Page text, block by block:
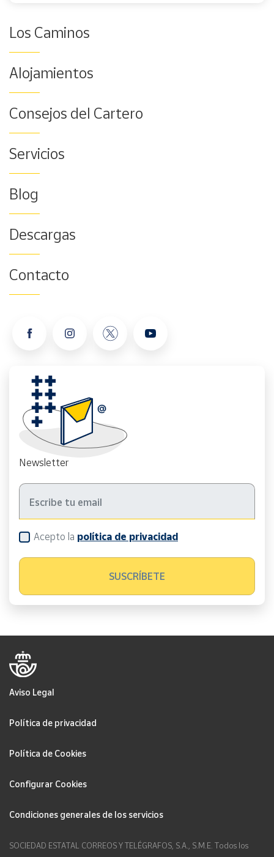
Los Caminos
Alojamientos
Consejos del Cartero
Servicios
Blog
Descargas
Contacto
Newsletter
Acepto la política de privacidad
Aviso Legal
Política de privacidad
Política de Cookies
Configurar Cookies
Condiciones generales de los servicios
SOCIEDAD ESTATAL CORREOS Y TELÉGRAFOS, S.A., S.M.E. Todos los